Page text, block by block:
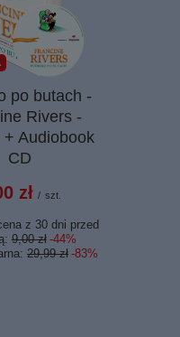
po butach -
Rivers -
+ Audiobook
CD
zł / szt.
z 30 dni przed
9,00 zł -44%
29,99 zł -83%